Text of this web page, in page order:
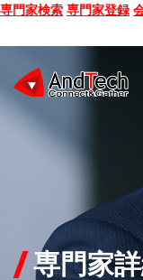
専門家検索 専門家登録
CONSULTING
SERVICE
専門家